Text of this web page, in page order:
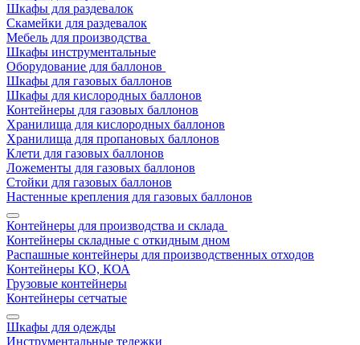
Шкафы для раздевалок
Скамейки для раздевалок
Мебель для производства
Шкафы инструментальные
Оборудование для баллонов
Шкафы для газовых баллонов
Шкафы для кислородных баллонов
Контейнеры для газовых баллонов
Хранилища для кислородных баллонов
Хранилища для пропановых баллонов
Клети для газовых баллонов
Ложементы для газовых баллонов
Стойки для газовых баллонов
Настенные крепления для газовых баллонов
Контейнеры для производства и склада
Контейнеры складные с откидным дном
Распашные контейнеры для производственных отходов
Контейнеры КО, КОА
Грузовые контейнеры
Контейнеры сетчатые
Шкафы для одежды
Инструментальные тележки